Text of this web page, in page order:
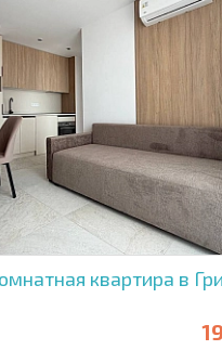
квартира в